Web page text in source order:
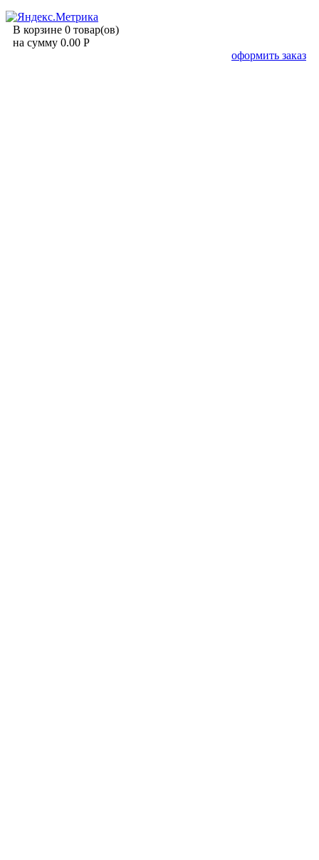
В корзине 0 товар(ов)
на сумму 0.00 Р
оформить заказ